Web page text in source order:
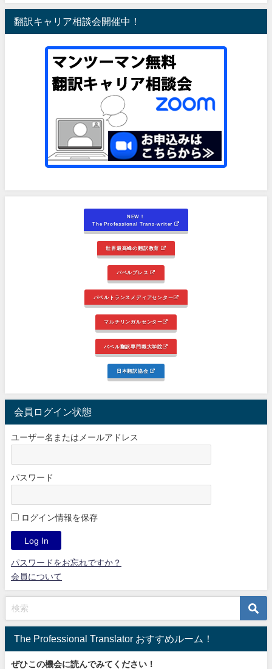
翻訳キャリア相談会開催中！
NEW！
The Professional Trans-writer
世界最高峰の翻訳教育
バベルプレス
バベルトランスメディアセンター
マルチリンガルセンター
バベル翻訳専門職大学院
日本翻訳協会
会員ログイン状態
ユーザー名またはメールアドレス
パスワード
ログイン情報を保存
パスワードをお忘れですか？
会員について
The Professional Translator おすすめルーム！
ぜひこの機会に読んでみてください！